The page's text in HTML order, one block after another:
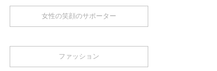
女性の笑顔のサポーター
ファッション